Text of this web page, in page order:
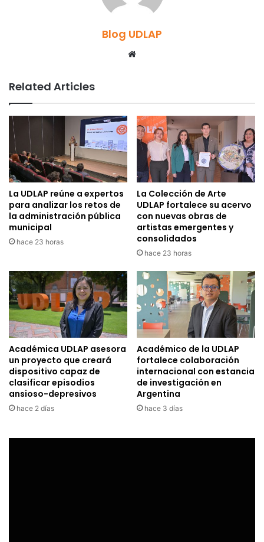
Blog UDLAP
Related Articles
La UDLAP reúne a expertos
para analizar los retos de
la administración pública
municipal
hace 23 horas
La Colección de Arte
UDLAP fortalece su acervo
con nuevas obras de
artistas emergentes y
consolidados
hace 23 horas
Académica UDLAP asesora
un proyecto que creará
dispositivo capaz de
clasificar episodios
ansioso-depresivos
hace 2 días
Académico de la UDLAP
fortalece colaboración
internacional con estancia
de investigación en
Argentina
hace 3 días